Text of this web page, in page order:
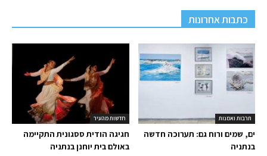
כתבות אחרונות
חדשות מהעיר
חגיגה הודית ססגונית התקיימה
באולם בית יוחנן בנתניה
תרבות ואמנות
ים, שמים ורוח גם: תערוכה חדשה
בנתניה